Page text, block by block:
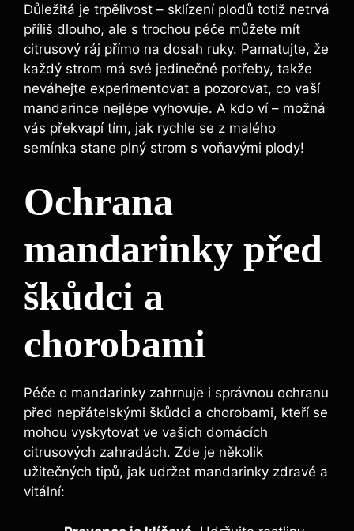
Důležitá je trpělivost – sklízení plodů totiž netrvá
příliš dlouho, ale s trochou péče můžete mít
citrusový ráj přímo na dosah ruky. Pamatujte, že
každý strom má své jedinečné potřeby, takže
neváhejte experimentovat a pozorovat, co vaší
mandarince nejlépe vyhovuje. A kdo ví – možná
vás překvapí tím, jak rychle se z malého
semínka stane plný strom s voňavými plody!
Ochrana
mandarinky před
škůdci a
chorobami
Péče o mandarinky zahrnuje i správnou ochranu
před nepřátelskými škůdci a chorobami, kteří se
mohou vyskytovat ve vašich domácích
citrusových zahradách. Zde je několik
užitečných tipů, jak udržet mandarinky zdravé a
vitální: